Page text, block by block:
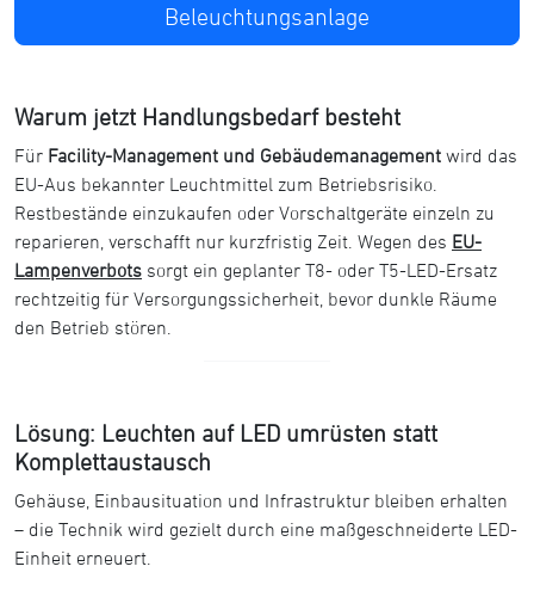
Beleuchtungsanlage
Warum jetzt Handlungsbedarf besteht
Für Facility-Management und Gebäudemanagement wird das
EU-Aus bekannter Leuchtmittel zum Betriebsrisiko.
Restbestände einzukaufen oder Vorschaltgeräte einzeln zu
reparieren, verschafft nur kurzfristig Zeit. Wegen des EU-
Lampenverbots sorgt ein geplanter T8- oder T5-LED-Ersatz
rechtzeitig für Versorgungssicherheit, bevor dunkle Räume
den Betrieb stören.
Lösung: Leuchten auf LED umrüsten statt
Komplettaustausch
Gehäuse, Einbausituation und Infrastruktur bleiben erhalten
– die Technik wird gezielt durch eine maßgeschneiderte LED-
Einheit erneuert.